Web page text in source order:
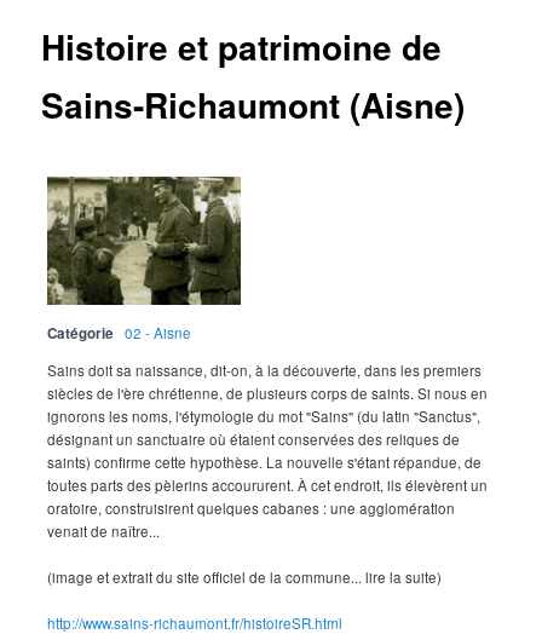
Histoire et patrimoine de
Sains-Richaumont (Aisne)
Catégorie
02 - Aisne
Sains doit sa naissance, dit-on, à la découverte, dans les premiers
siècles de l'ère chrétienne, de plusieurs corps de saints. Si nous en
ignorons les noms, l'étymologie du mot "Sains" (du latin "Sanctus",
désignant un sanctuaire où étaient conservées des reliques de
saints) confirme cette hypothèse. La nouvelle s'étant répandue, de
toutes parts des pèlerins accoururent. À cet endroit, ils élevèrent un
oratoire, construisirent quelques cabanes : une agglomération
venait de naître...
(image et extrait du site officiel de la commune... lire la suite)
http://www.sains-richaumont.fr/histoireSR.html